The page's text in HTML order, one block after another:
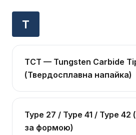
T
TCT — Tungsten Carbide
(Твердосплавна напайка)
Type 27 / Type 41 / Type 42
за формою)